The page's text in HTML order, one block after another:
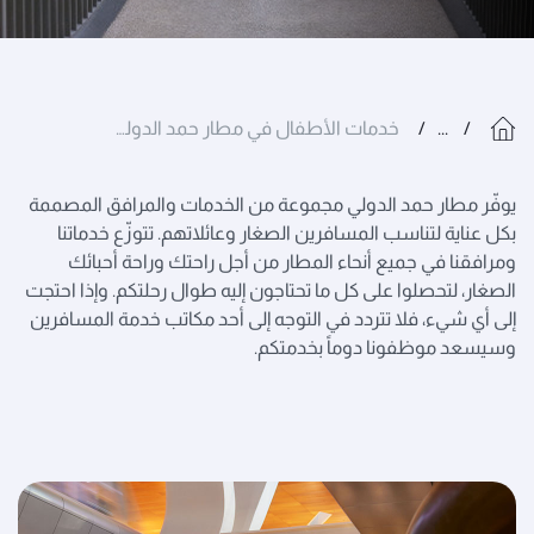
... خدمات الأطفال في مطار حمد الدولي
يوفّر مطار حمد الدولي مجموعة من الخدمات والمرافق المصممة
بكل عناية لتناسب المسافرين الصغار وعائلاتهم. تتوزّع خدماتنا
ومرافقنا في جميع أنحاء المطار من أجل راحتك وراحة أحبائك
الصغار، لتحصلوا على كل ما تحتاجون إليه طوال رحلتكم. وإذا احتجت
إلى أي شيء، فلا تتردد في التوجه إلى أحد مكاتب خدمة المسافرين
وسيسعد موظفونا دوماً بخدمتكم.